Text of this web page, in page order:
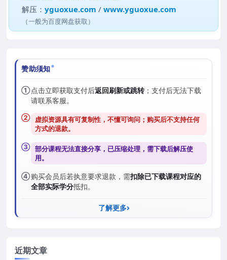
解压：yguoxue.com /www.yguoxue.com
（一般为百度网盘获取）
赞助须知
① 点击立即获取支付后返回刷新或跳转；支付后无法下载
请联系客服。
② 虚拟资源具有可复制性，不懂可询问；购买后不支持任何
方式的退款。
③ 部分课程无法直接分享，已压缩处理，需下载后解压使
用。
④购买会员后若执意要求退款，需扣除已下载课程对应的
全部实际学分抵扣。
了解更多
近期文章